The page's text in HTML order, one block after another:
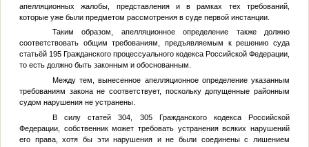
апелляционных жалобы, представления и в рамках тех требований,
которые уже были предметом рассмотрения в суде первой инстанции.
Таким образом, апелляционное определение также должно
соответствовать общим требованиям, предъявляемым к решению суда
статьёй 195 Гражданского процессуального кодекса Российской Федерации,
то есть должно быть законным и обоснованным.
Между тем, вынесенное апелляционное определение указанным
требованиям закона не соответствует, поскольку допущенные районным
судом нарушения не устранены.
В силу статей 304, 305 Гражданского кодекса Российской
Федерации, собственник может требовать устранения всяких нарушений
его права, хотя бы эти нарушения и не были соединены с лишением